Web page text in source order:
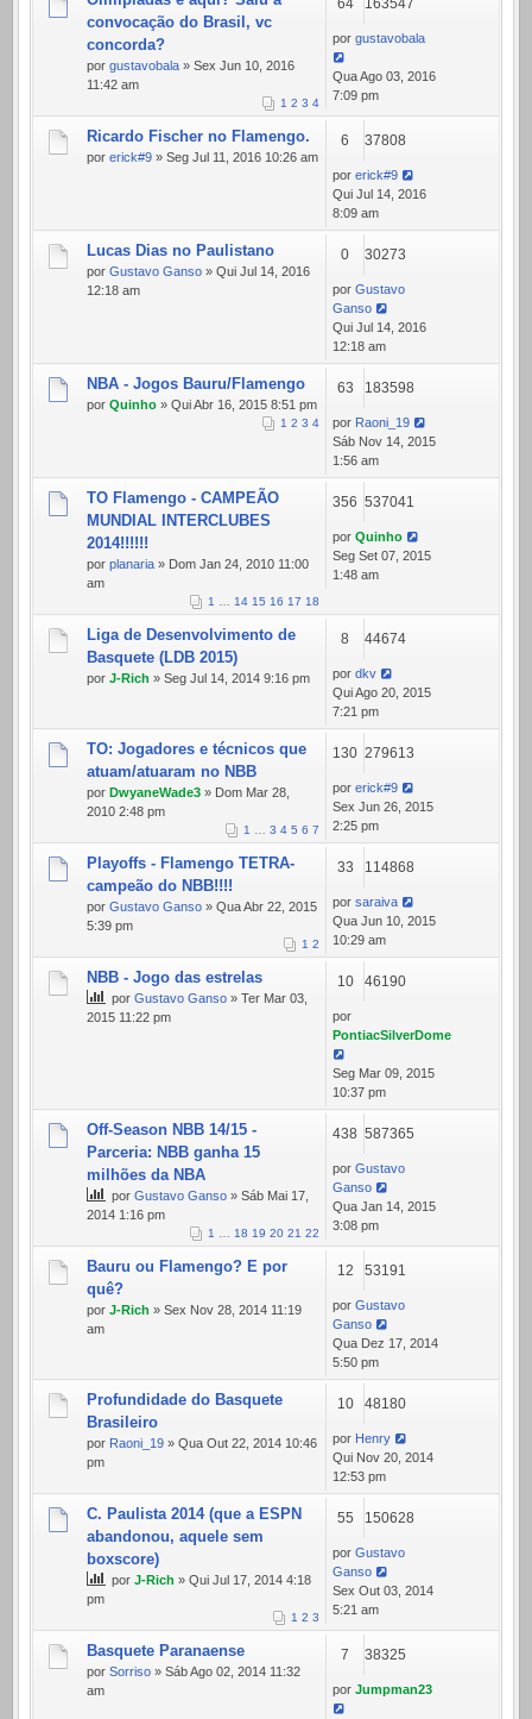
convocação do Brasil, vc
concorda?
por gustavobala » Sex Jun 10, 2016
11:42 am
1 2 3 4
64 163547
por gustavobala
Qua Ago 03, 2016
7:09 pm
Ricardo Fischer no Flamengo.
por erick#9 » Seg Jul 11, 2016 10:26 am
6 37808
por erick#9
Qui Jul 14, 2016
8:09 am
Lucas Dias no Paulistano
por Gustavo Ganso » Qui Jul 14, 2016
12:18 am
0 30273
por Gustavo
Ganso
Qui Jul 14, 2016
12:18 am
NBA - Jogos Bauru/Flamengo
por Quinho » Qui Abr 16, 2015 8:51 pm
1 2 3 4
63 183598
por Raoni_19
Sáb Nov 14, 2015
1:56 am
TO Flamengo - CAMPEÃO
MUNDIAL INTERCLUBES
2014!!!!!!
por planaria » Dom Jan 24, 2010 11:00
am
1 … 14 15 16 17 18
356 537041
por Quinho
Seg Set 07, 2015
1:48 am
Liga de Desenvolvimento de
Basquete (LDB 2015)
por J-Rich » Seg Jul 14, 2014 9:16 pm
8 44674
por dkv
Qui Ago 20, 2015
7:21 pm
TO: Jogadores e técnicos que
atuam/atuaram no NBB
por DwyaneWade3 » Dom Mar 28,
2010 2:48 pm
1 … 3 4 5 6 7
130 279613
por erick#9
Sex Jun 26, 2015
2:25 pm
Playoffs - Flamengo TETRA-
campeão do NBB!!!!
por Gustavo Ganso » Qua Abr 22, 2015
5:39 pm
1 2
33 114868
por saraiva
Qua Jun 10, 2015
10:29 am
NBB - Jogo das estrelas
por Gustavo Ganso » Ter Mar 03,
2015 11:22 pm
10 46190
por
PontiacSilverDome
Seg Mar 09, 2015
10:37 pm
Off-Season NBB 14/15 -
Parceria: NBB ganha 15
milhões da NBA
por Gustavo Ganso » Sáb Mai 17,
2014 1:16 pm
1 … 18 19 20 21 22
438 587365
por Gustavo
Ganso
Qua Jan 14, 2015
3:08 pm
Bauru ou Flamengo? E por
quê?
por J-Rich » Sex Nov 28, 2014 11:19
am
12 53191
por Gustavo
Ganso
Qua Dez 17, 2014
5:50 pm
Profundidade do Basquete
Brasileiro
por Raoni_19 » Qua Out 22, 2014 10:46
pm
10 48180
por Henry
Qui Nov 20, 2014
12:53 pm
C. Paulista 2014 (que a ESPN
abandonou, aquele sem
boxscore)
por J-Rich » Qui Jul 17, 2014 4:18
pm
1 2 3
55 150628
por Gustavo
Ganso
Sex Out 03, 2014
5:21 am
Basquete Paranaense
por Sorriso » Sáb Ago 02, 2014 11:32
am
7 38325
por Jumpman23